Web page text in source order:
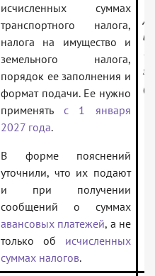
исчисленных суммах
транспортного налога,
налога на имущество и
земельного налога,
порядок ее заполнения и
формат подачи. Ее нужно
применять с 1 января
2027 года.
В форме пояснений
уточнили, что их подают
и при получении
сообщений о суммах
авансовых платежей, а не
только об исчисленных
суммах налогов.
—